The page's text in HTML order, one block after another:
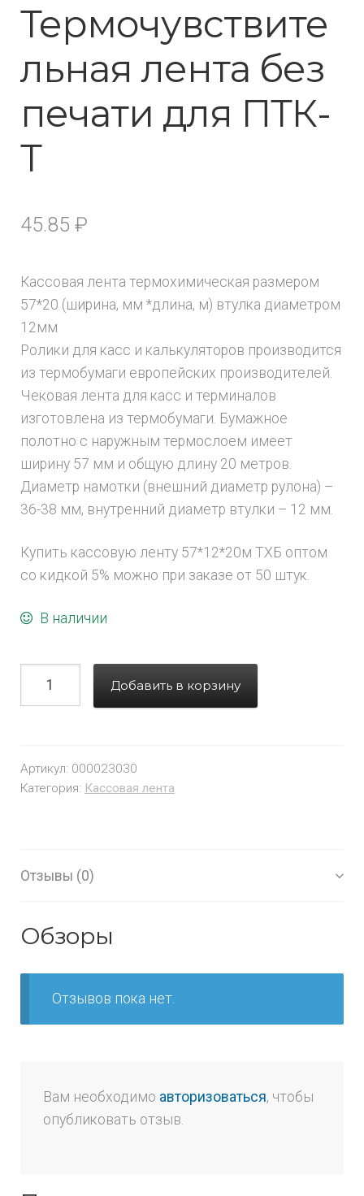
Термочувствите
льная лента без
печати для ПТК-
Т
45.85 ₽
Кассовая лента термохимическая размером
57*20 (ширина, мм *длина, м) втулка диаметром
12мм
Ролики для касс и калькуляторов производится
из термобумаги европейских производителей.
Чековая лента для касс и терминалов
изготовлена из термобумаги. Бумажное
полотно с наружным термослоем имеет
ширину 57 мм и общую длину 20 метров.
Диаметр намотки (внешний диаметр рулона) –
36-38 мм, внутренний диаметр втулки – 12 мм.
Купить кассовую ленту 57*12*20м ТХБ оптом
со кидкой 5% можно при заказе от 50 штук.
В наличии
Добавить в корзину
Артикул: 000023030
Категория: Кассовая лента
Отзывы (0)
Обзоры
Отзывов пока нет.
Вам необходимо авторизоваться, чтобы
опубликовать отзыв.